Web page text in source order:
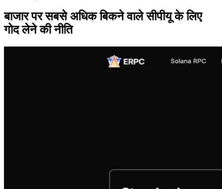
बाजार पर सबसे अधिक बिकने वाले सीपीयू के लिए
गोद लेने की नीति